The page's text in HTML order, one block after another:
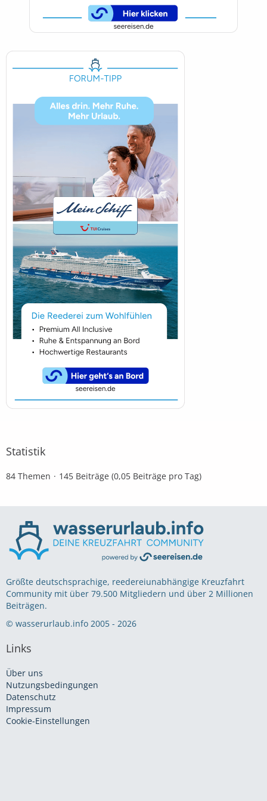
Statistik
84 Themen 145 Beiträge (0,05 Beiträge pro Tag)
Größte deutschsprachige, reedereiunabhängige Kreuzfahrt
Community mit über 79.500 Mitgliedern und über 2 Millionen
Beiträgen.
© wasserurlaub.info 2005 - 2026
Links
Über uns
Nutzungsbedingungen
Datenschutz
Impressum
Cookie-Einstellungen